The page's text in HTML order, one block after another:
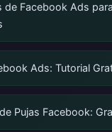
de Facebook Ads para
Ads: Tutorial
Pujas Facebook: